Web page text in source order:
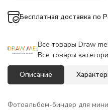
Бесплатная доставка по
Все товары Draw me!
Все товары
Описание
Фотоальбом-биндер для